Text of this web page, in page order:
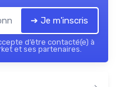
➔ Je m'inscris
d’être contacté(e) à
et ses partenaires.